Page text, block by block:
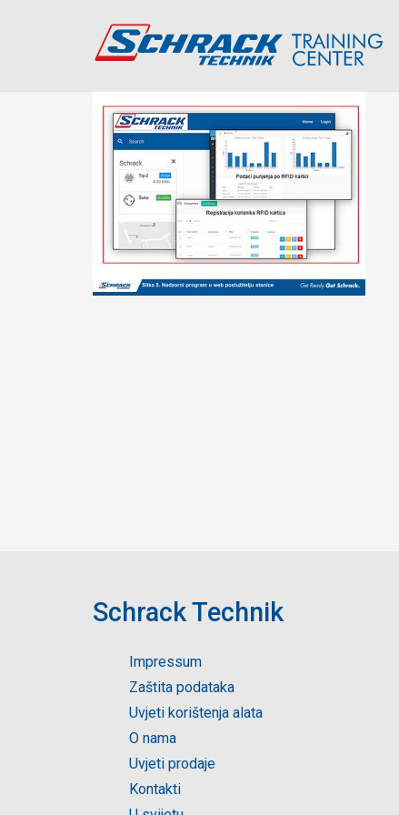
Schrack Technik
Impressum
Zaštita podataka
Uvjeti korištenja alata
O nama
Uvjeti prodaje
Kontakti